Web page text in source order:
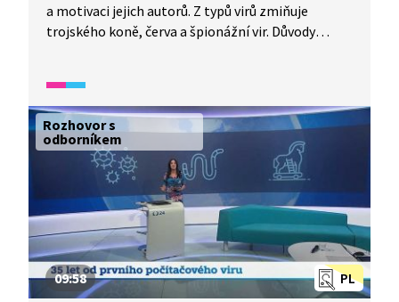
a motivaci jejich autorů. Z typů virů zmiňuje
trojského koně, červa a špionážní vir. Důvody
Na obranu proti virům doporučuje používání
silných dlouhých hesel a antivirový program.
Rozhovor s
odborníkem
PL
09:58